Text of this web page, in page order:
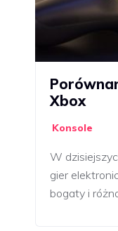
Xbox
Konsole
W
gier
bogaty i